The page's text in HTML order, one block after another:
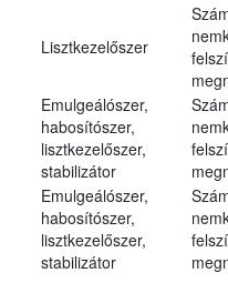
Lisztkezelőszer
Emulgeálószer,
habosítószer,
lisztkezelőszer,
stabilizátor
Emulgeálószer,
habosítószer,
lisztkezelőszer,
stabilizátor